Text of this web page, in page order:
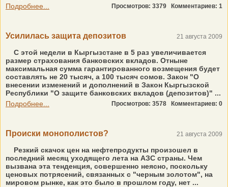
Подробнее...
Просмотров: 3379 Комментариев: 1
Усилилась защита депозитов 21 августа 2009
С этой недели в Кыргызстане в 5 раз увеличивается
размер страхования банковских вкладов. Отныне
максимальная сумма гарантированного возмещения будет
составлять не 20 тысяч, а 100 тысяч сомов. Закон "О
внесении изменений и дополнений в Закон Кыргызской
Республики "О защите банковских вкладов (депозитов)" ...
Подробнее...
Просмотров: 3578 Комментариев: 0
Происки монополистов? 21 августа 2009
Резкий скачок цен на нефтепродукты произошел в
последний месяц уходящего лета на АЗС страны. Чем
вызвана эта тенденция, совершенно неясно, поскольку
ценовых потрясений, связанных с "черным золотом", на
мировом рынке, как это было в прошлом году, нет ...